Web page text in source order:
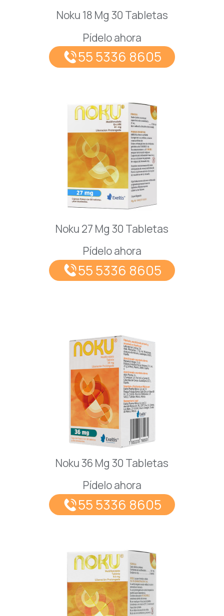
Noku 18 Mg 30 Tabletas
Pídelo ahora
55 5336 8605
Noku 27 Mg 30 Tabletas
Pídelo ahora
55 5336 8605
Noku 36 Mg 30 Tabletas
Pídelo ahora
55 5336 8605